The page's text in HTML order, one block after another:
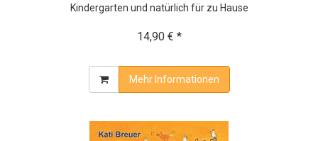
Kindergarten und natürlich für zu Hause
14,90 € *
Mehr Informationen